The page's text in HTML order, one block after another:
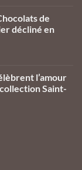
de
décliné en
l’amour
Saint-